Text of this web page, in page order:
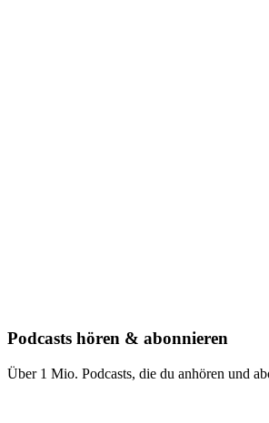
Podcasts hören & abonnieren
Über 1 Mio. Podcasts, die du anhören und